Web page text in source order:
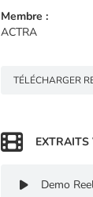
Membre :
ACTRA
TÉLÉCHARGER
 EXTRAITS
 Demo